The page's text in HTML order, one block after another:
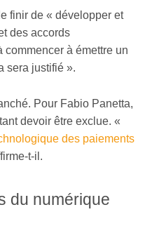
finir de « développer et
des accords
commencer à émettre un
sera justifié ».
Pour Fabio Panetta,
devoir être exclue. «
des paiements
t-il.
du numérique